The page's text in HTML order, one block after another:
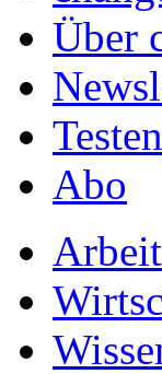
Über
Testen
Abo